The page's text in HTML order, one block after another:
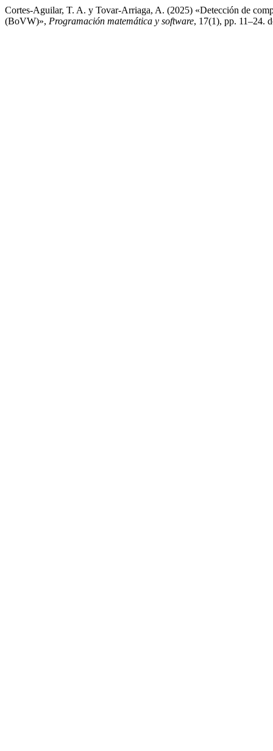
Cortes-Aguilar, T. A. y Tovar-Arriaga, A. (2025) «Detección de
(BoVW)», Programación matemática y software, 17(1), pp. 11–24.